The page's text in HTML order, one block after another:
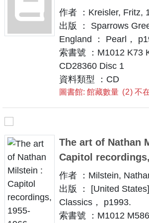
作者 ：Kreisler, Fritz,
出版 ： Sparrows
England ： Pearl，
索書號 ：M1012 K73
CD28360 Disc 1
資料類型 ：CD
圖書館: 館藏數量 2 不
The art of Nathan
Capitol
作者 ：Milstein,
出版 ： [United
Classics， p1993.
索書號 ：M1012